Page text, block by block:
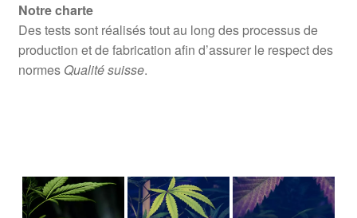
Notre charte
Des tests sont réalisés tout au long des processus de
production et de fabrication afin d’assurer le respect des
normes Qualité suisse.